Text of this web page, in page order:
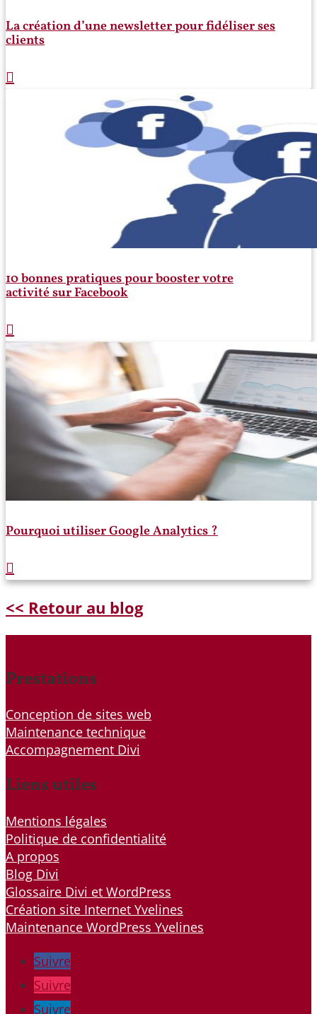
La création d’une newsletter pour fidéliser ses
clients
10 bonnes pratiques pour booster votre
activité sur Facebook
Pourquoi utiliser Google Analytics ?
<< Retour au blog
Prestations
Conception de sites web
Maintenance technique
Accompagnement Divi
Liens utiles
Mentions légales
Politique de confidentialité
A propos
Blog Divi
Glossaire Divi et WordPress
Création site Internet Yvelines
Maintenance WordPress Yvelines
Suivre
Suivre
Suivre